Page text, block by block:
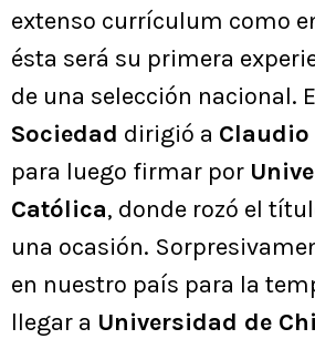
extenso currículum como
ésta será su primera
de una selección nacional.
Sociedad dirigió a Claudio
para luego firmar por
Católica, donde rozó el
una ocasión.
en nuestro país para la
llegar a Universidad de